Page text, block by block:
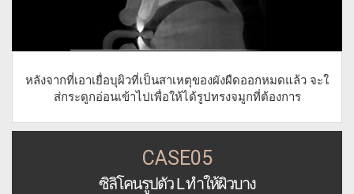
หลังจากที่เอาเยื่อบุผิวที่เป็นสาเหตุของผังผืดออกหมดแล้ว จะใ
ส่กระดูกอ่อนเข้าไปเพื่อให้ได้รูปทรงจมูกที่ต้องการ
CASE05
ซิลิโคนรูปตัว L ทำให้ผิวบาง